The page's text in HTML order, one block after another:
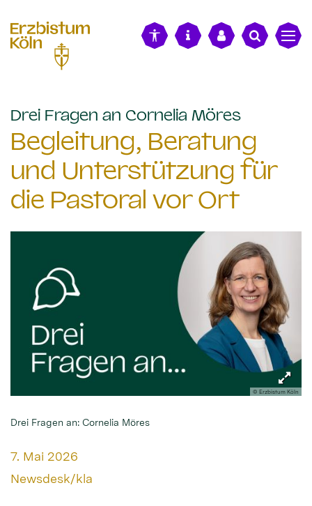
Drei Fragen an Cornelia Möres:
Begleitung, Beratung
und Unterstützung für
die Pastoral vor Ort
© Erzbistum Köln
Drei Fragen an: Cornelia Möres
Datum:
7. Mai 2026
Von:
Newsdesk/kla